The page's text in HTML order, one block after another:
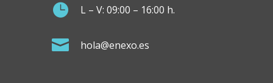
 L – V: 09:00 – 16:00 h.
 hola@enexo.es